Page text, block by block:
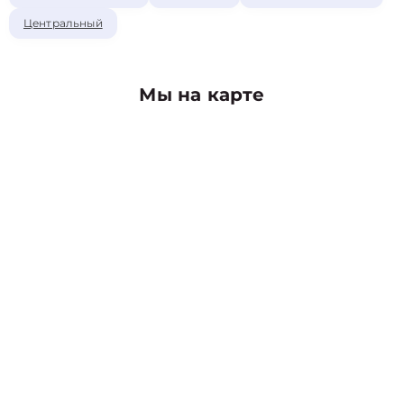
Центральный
Мы на карте